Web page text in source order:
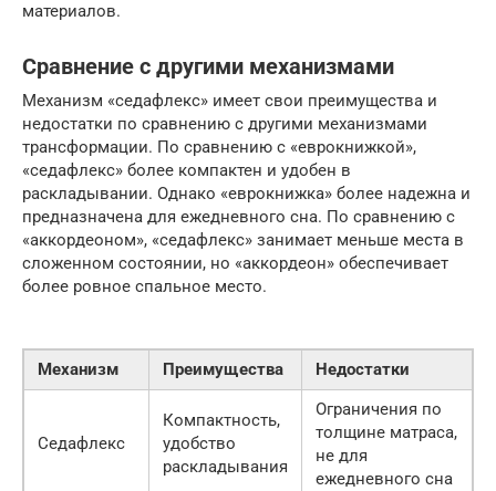
материалов.
Сравнение с другими механизмами
Механизм «седафлекс» имеет свои преимущества и
недостатки по сравнению с другими механизмами
трансформации. По сравнению с «еврокнижкой»,
«седафлекс» более компактен и удобен в
раскладывании. Однако «еврокнижка» более надежна и
предназначена для ежедневного сна. По сравнению с
«аккордеоном», «седафлекс» занимает меньше места в
сложенном состоянии, но «аккордеон» обеспечивает
более ровное спальное место.
Механизм Преимущества Недостатки
Седафлекс
Компактность,
удобство
раскладывания
Ограничения по
толщине матраса,
не для
ежедневного сна